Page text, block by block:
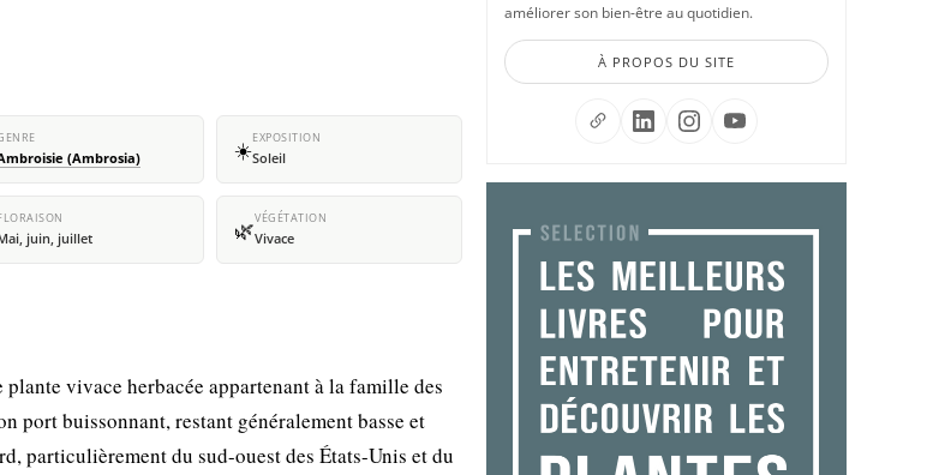
(Ambrosia) ☀️EXPOSITION
Soleil
juin, juillet 🌿VÉGÉTATION
Vivace
vivace herbacée appartenant à la famille des
port buissonnant, restant généralement basse et
particulièrement du sud-ouest des États-Unis et du
améliorer son bien-être au quotidien.
À PROPOS DU SITE